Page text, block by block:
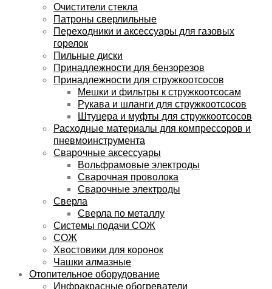
Очистители стекла
Патроны сверлильные
Переходники и аксессуары для газовых
горелок
Пильные диски
Принадлежности для бензорезов
Принадлежности для стружкоотсосов
Мешки и фильтры к стружкоотсосам
Рукава и шланги для стружкоотсосов
Штуцера и муфты для стружкоотсосов
Расходные материалы для компрессоров и
пневмоинструмента
Сварочные аксессуары
Вольфрамовые электроды
Сварочная проволока
Сварочные электроды
Сверла
Сверла по металлу
Системы подачи СОЖ
СОЖ
Хвостовики для коронок
Чашки алмазные
Отопительное оборудование
Инфракрасные обогреватели